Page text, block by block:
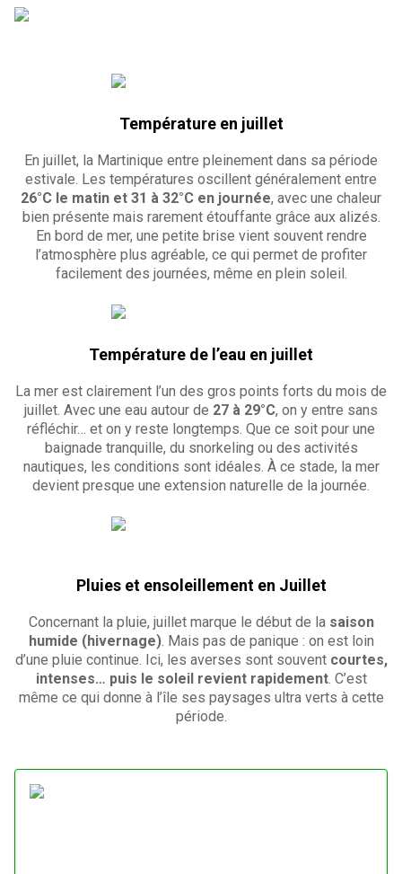
Température en juillet
En juillet, la Martinique entre pleinement dans sa période
estivale. Les températures oscillent généralement entre
26°C le matin et 31 à 32°C en journée, avec une chaleur
bien présente mais rarement étouffante grâce aux alizés.
En bord de mer, une petite brise vient souvent rendre
l’atmosphère plus agréable, ce qui permet de profiter
facilement des journées, même en plein soleil.
Température de l’eau en juillet
La mer est clairement l’un des gros points forts du mois de
juillet. Avec une eau autour de 27 à 29°C, on y entre sans
réfléchir… et on y reste longtemps. Que ce soit pour une
baignade tranquille, du snorkeling ou des activités
nautiques, les conditions sont idéales. À ce stade, la mer
devient presque une extension naturelle de la journée.
Pluies et ensoleillement en Juillet
Concernant la pluie, juillet marque le début de la saison
humide (hivernage). Mais pas de panique : on est loin
d’une pluie continue. Ici, les averses sont souvent courtes,
intenses… puis le soleil revient rapidement. C’est
même ce qui donne à l’île ses paysages ultra verts à cette
période.